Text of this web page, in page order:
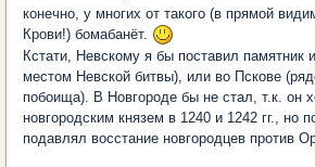
конечно, у многих от такого (в прямой
Крови!) бомабанёт.
Кстати, Невскому я бы поставил памятник
местом Невской битвы), или во Пскове
побоища). В Новгороде бы не стал, т.к. он
новгородским князем в 1240 и 1242 гг., но
подавлял восстание новгородцев против